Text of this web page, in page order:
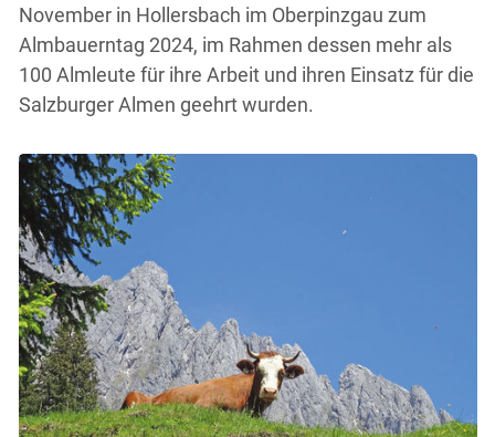
November in Hollersbach im Oberpinzgau zum
Almbauerntag 2024, im Rahmen dessen mehr als
100 Almleute für ihre Arbeit und ihren Einsatz für die
Salzburger Almen geehrt wurden.